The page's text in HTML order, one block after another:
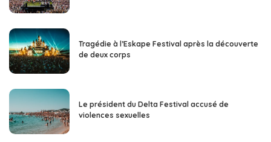
Tragédie à l’Eskape Festival après la découverte
de deux corps
Le président du Delta Festival accusé de
violences sexuelles